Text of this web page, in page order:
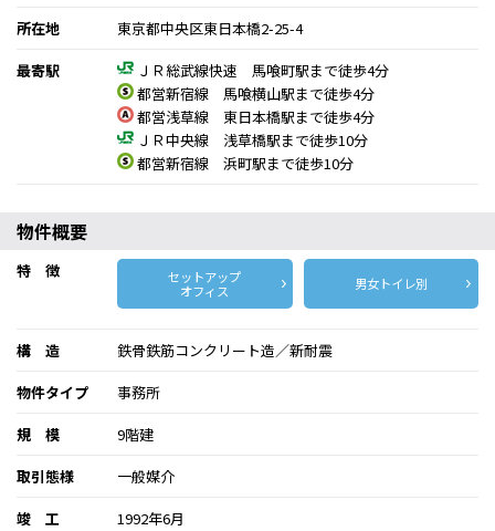
所在地
東京都中央区東日本橋2-25-4
最寄駅
ＪＲ総武線快速 馬喰町駅まで徒歩4分
都営新宿線 馬喰横山駅まで徒歩4分
都営浅草線 東日本橋駅まで徒歩4分
ＪＲ中央線 浅草橋駅まで徒歩10分
都営新宿線 浜町駅まで徒歩10分
物件概要
特 徴
セットアップ
オフィス
男女トイレ別
構 造
鉄骨鉄筋コンクリート造／新耐震
物件タイプ
事務所
規 模
9階建
取引態様
一般媒介
竣 工
1992年6月